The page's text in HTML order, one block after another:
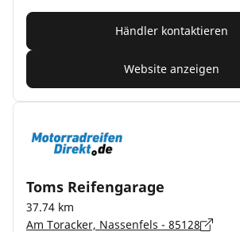
Händler kontaktieren
Website anzeigen
Toms Reifengarage
37.74 km
Am Toracker, Nassenfels - 85128